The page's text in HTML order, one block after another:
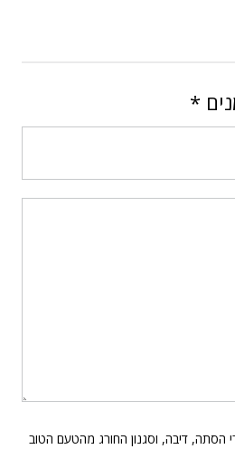
*
הסתה, דיבה, וסגנון החורג מהטעם הטוב